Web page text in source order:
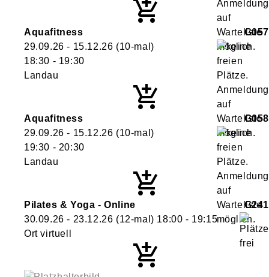
Aquafitness
G057
29.09.26 - 15.12.26 (10-mal)
18:30 - 19:30
Landau
Aquafitness
G058
29.09.26 - 15.12.26 (10-mal)
19:30 - 20:30
Landau
Pilates & Yoga - Online
G241
30.09.26 - 23.12.26 (12-mal) 18:00 - 19:15
Ort virtuell